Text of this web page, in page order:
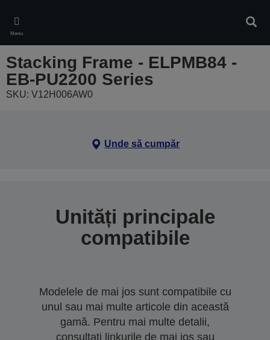
main
content
Meniu
Stacking Frame - ELPMB84 -
EB-PU2200 Series
SKU: V12H006AW0
Unde să cumpăr
Unități principale
compatibile
Modelele de mai jos sunt compatibile cu
unul sau mai multe articole din această
gamă. Pentru mai multe detalii,
consultați linkurile de mai jos sau